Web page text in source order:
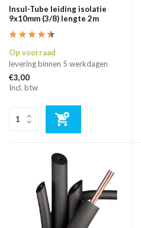
Insul-Tube leiding isolatie
9x10mm (3/8) lengte 2m
Op voorraad
levering binnen 5 werkdagen
€3,00
Incl. btw